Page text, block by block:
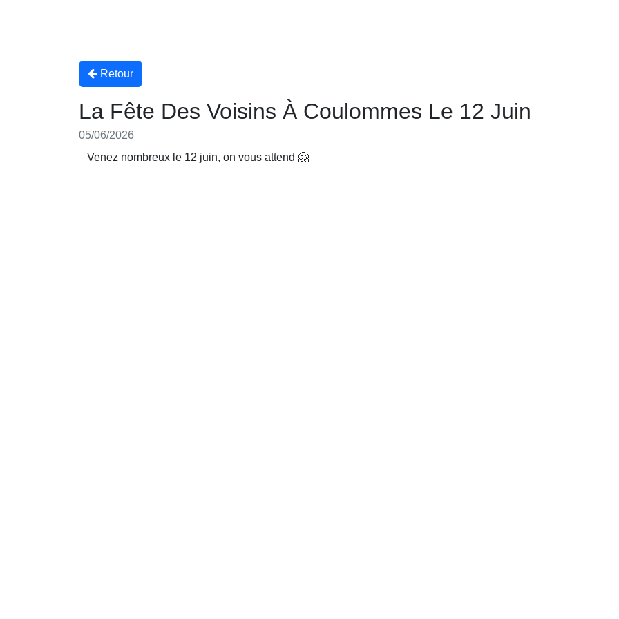
Retour
La Fête Des Voisins À Coulommes Le 12 Juin
05/06/2026
Venez nombreux le 12 juin, on vous attend 🤗